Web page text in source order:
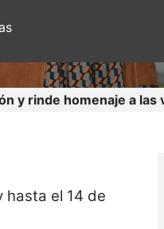
y rinde homenaje a las
hasta el 14 de